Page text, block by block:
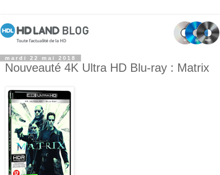
mardi 22 mai 2018
Nouveauté 4K Ultra HD Blu-ray : Matrix